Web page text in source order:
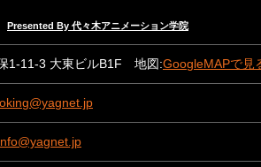
Presented By 代々木アニメーション学院
1-11-3 大東ビルB1F 地図:GoogleMAPで見